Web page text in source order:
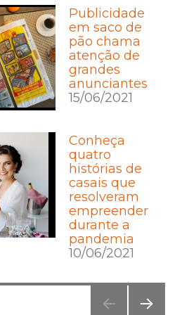
Publicidade
em saco de
pão chama
atenção de
grandes
anunciantes
15/06/2021
Conheça
quatro
histórias de
casais que
resolveram
empreender
durante a
pandemia
10/06/2021